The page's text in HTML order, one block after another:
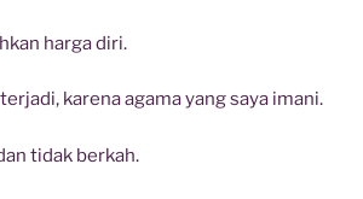
harga diri.
karena agama yang saya imani.
tidak berkah.